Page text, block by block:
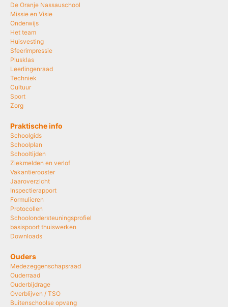
De Oranje Nassauschool
Missie en Visie
Onderwijs
Het team
Huisvesting
Sfeerimpressie
Plusklas
Leerlingenraad
Techniek
Cultuur
Sport
Zorg
Praktische info
Schoolgids
Schoolplan
Schooltijden
Ziekmelden en verlof
Vakantierooster
Jaaroverzicht
Inspectierapport
Formulieren
Protocollen
Schoolondersteuningsprofiel
basispoort thuiswerken
Downloads
Ouders
Medezeggenschapsraad
Ouderraad
Ouderbijdrage
Overblijven / TSO
Buitenschoolse opvang